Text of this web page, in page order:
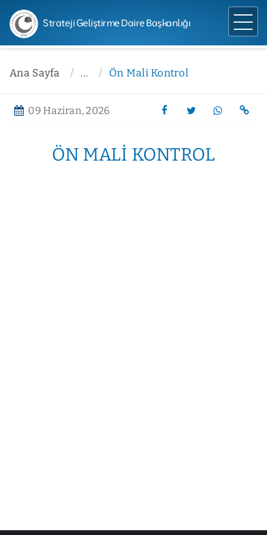
Strateji Geliştirme Daire Başkanlığı
Ana Sayfa ... Ön Mali Kontrol
09 Haziran, 2026
ÖN MALI KONTROL